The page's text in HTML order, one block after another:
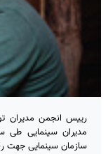
رییس انجمن مدیران
سازمان سینمایی جهت